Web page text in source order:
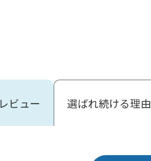
ビュー 選ばれ続ける理由